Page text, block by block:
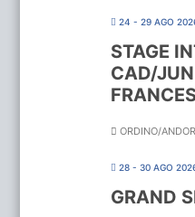
24 - 29 AGO
STAGE
CAD/
ORDINO/
28 - 30 AGO
GRAND